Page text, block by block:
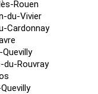
Rouen
du-Vivier
Cardonnay
du-Rouvray